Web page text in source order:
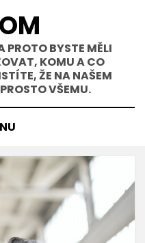
BYSTE MĚLI
KOMU A CO
ŽE NA NAŠEM
VŠEMU.